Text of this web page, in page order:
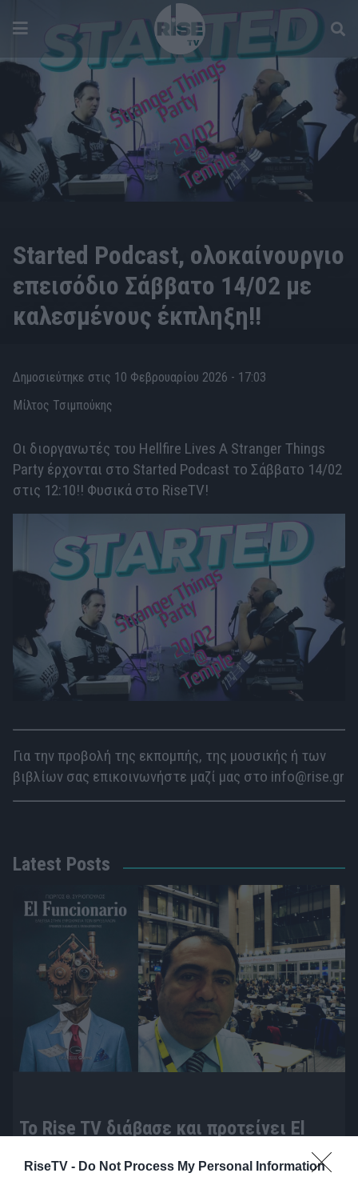
RiseTV - Do Not Process My Personal Information
Started Podcast, ολοκαίνουργιο
επεισόδιο Σάββατο 14/02 με
καλεσμένους έκπληξη!!
CULTURE
Δημοσιεύτηκε στις 10 Φεβρουαρίου 2026 - 17:03
Μίλτος Τσιμπούκης
Οι διοργανωτές του Hellfire Lives A Stranger Things
Party έρχονται στο Started Podcast το Σάββατο 14/02
στις 12:10!! Φυσικά στο RiseTV!
Για την προβολή της εκπομπής, της μουσικής ή των
βιβλίων σας επικοινωνήστε μαζί μας στο info@rise.gr
Latest Posts
To Rise TV διάβασε και προτείνει El
Συριόπουλου από τις εκδόσεις Gema